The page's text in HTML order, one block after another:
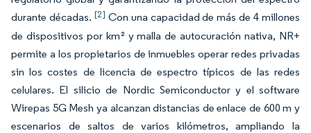
durante décadas. [2] Con una capacidad de más de 4 millones
de dispositivos por km² y malla de autocuración nativa, NR+
permite a los propietarios de inmuebles operar redes privadas
sin los costes de licencia de espectro típicos de las redes
celulares. El silicio de Nordic Semiconductor y el software
Wirepas 5G Mesh ya alcanzan distancias de enlace de 600 m y
escenarios de saltos de varios kilómetros, ampliando la